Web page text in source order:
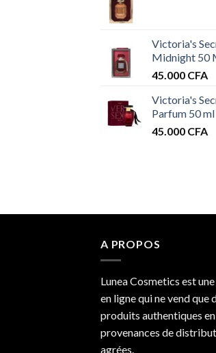
Victoria's
Midnight 50
45.000 CFA
Victoria's
Parfum 50 ml
45.000 CFA
A PROPOS
Lunea Cosmetics est
en ligne qui ne vend que
produits authentiques en
provenances de
agrées.